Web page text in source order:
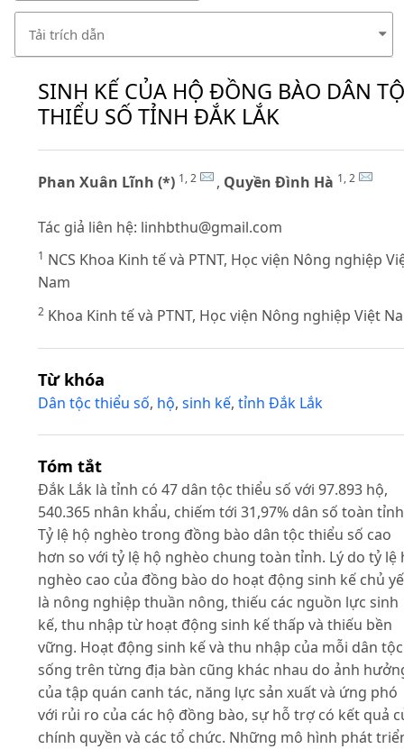
Tải trích dẫn
SINH KẾ CỦA HỘ ĐỒNG BÀO DÂN
THIỂU SỐ TỈNH ĐẮK LẮK
Phan Xuân Lĩnh (*) 1, 2 , Quyền Đình Hà 1, 2
Tác giả liên hệ: linhbthu@gmail.com
1 NCS Khoa Kinh tế và PTNT, Học viện Nông nghiệp
Nam
2 Khoa Kinh tế và PTNT, Học viện Nông nghiệp Việt
Từ khóa
Dân tộc thiểu số, hộ, sinh kế, tỉnh Đắk Lắk
Tóm tắt
Đắk Lắk là tỉnh có 47 dân tộc thiểu số với 97.893 hộ,
540.365 nhân khẩu, chiếm tới 31,97% dân số toàn
Tỷ lệ hộ nghèo trong đồng bào dân tộc thiểu số cao
hơn so với tỷ lệ hộ nghèo chung toàn tỉnh. Lý do tỷ lệ
nghèo cao của đồng bào do hoạt động sinh kế chủ
là nông nghiệp thuần nông, thiếu các nguồn lực sinh
kế, thu nhập từ hoạt động sinh kế thấp và thiếu bền
vững. Hoạt động sinh kế và thu nhập của mỗi dân tộc
sống trên từng địa bàn cũng khác nhau do ảnh
của tập quán canh tác, năng lực sản xuất và ứng phó
với rủi ro của các hộ đồng bào, sự hỗ trợ có kết quả
chính quyền và các tổ chức. Những mô hình phát